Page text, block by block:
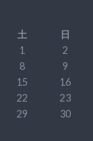
土
日
1
2
8
9
15
16
22
23
29
30